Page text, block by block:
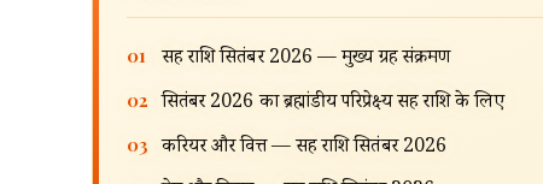
01 सिंह राशि सितंबर 2026 — मुख्य ग्रह संक्रमण
02 सितंबर 2026 का ब्रह्मांडीय परिप्रेक्ष्य सिंह राशि के लिए
03 करियर और वित्त — सिंह राशि सितंबर 2026